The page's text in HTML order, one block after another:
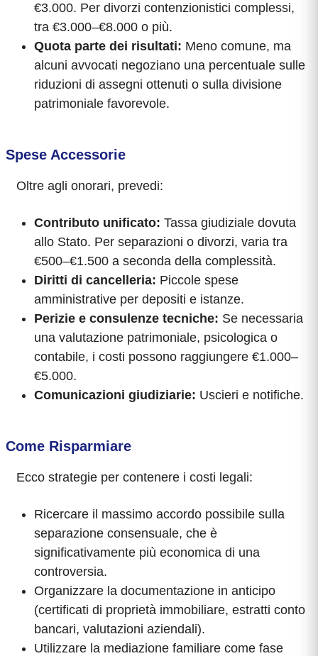
€3.000. Per divorzi contenzionistici complessi,
tra €3.000–€8.000 o più.
Quota parte dei risultati: Meno comune, ma
alcuni avvocati negoziano una percentuale sulle
riduzioni di assegni ottenuti o sulla divisione
patrimoniale favorevole.
Spese Accessorie
Oltre agli onorari, prevedi:
Contributo unificato: Tassa giudiziale dovuta
allo Stato. Per separazioni o divorzi, varia tra
€500–€1.500 a seconda della complessità.
Diritti di cancelleria: Piccole spese
amministrative per depositi e istanze.
Perizie e consulenze tecniche: Se necessaria
una valutazione patrimoniale, psicologica o
contabile, i costi possono raggiungere €1.000–
€5.000.
Comunicazioni giudiziarie: Uscieri e notifiche.
Come Risparmiare
Ecco strategie per contenere i costi legali:
Ricercare il massimo accordo possibile sulla
separazione consensuale, che è
significativamente più economica di una
controversia.
Organizzare la documentazione in anticipo
(certificati di proprietà immobiliare, estratti conto
bancari, valutazioni aziendali).
Utilizzare la mediazione familiare come fase